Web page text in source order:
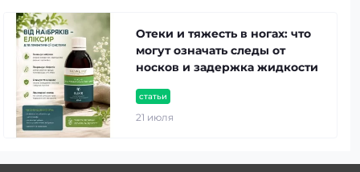
статьи
21 июля
Отеки и тяжесть в ногах: что
могут означать следы от
носков и задержка жидкости